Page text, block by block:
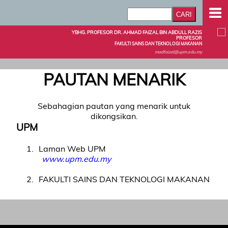
YBHG. PROFESOR DR. AHMAD FAIZAL BIN ABDULL RAZIS
PROFESOR
FAKULTI SAINS DAN TEKNOLOGI MAKANAN
madfaizal@upm.edu.my
PAUTAN MENARIK
Sebahagian pautan yang menarik untuk
dikongsikan.
UPM
1
Laman Web UPM
www.upm.edu.my
2
FAKULTI SAINS DAN TEKNOLOGI MAKANAN